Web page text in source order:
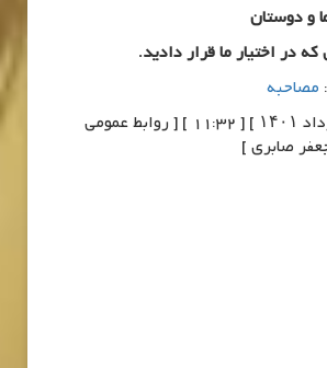
و دوستان
در اختیار ما قرار دادید.
مصاحبه
[ دوشنبه نهم خرداد ۱۴۰۱ ] [ 11:32 ] [ روابط عمومی
صابری ]